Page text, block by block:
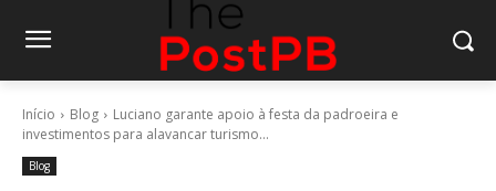
Início Blog
Luciano garante apoio à festa da padroeira e
investimentos para alavancar turismo...
Blog